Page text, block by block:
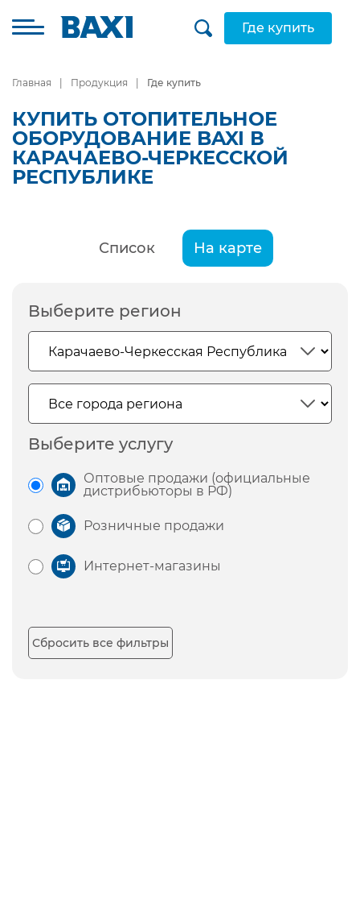
Где купить
Главная Продукция Где купить
КУПИТЬ ОТОПИТЕЛЬНОЕ
ОБОРУДОВАНИЕ BAXI В
КАРАЧАЕВО-ЧЕРКЕССКОЙ
РЕСПУБЛИКЕ
Список На карте
Выберите регион
Выберите услугу
Оптовые продажи (официальные
дистрибьюторы в РФ)
Розничные продажи
Интернет-магазины
Сбросить все фильтры